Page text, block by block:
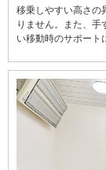
移乗しやすい高さの
りません。また、手
い移動時のサポート